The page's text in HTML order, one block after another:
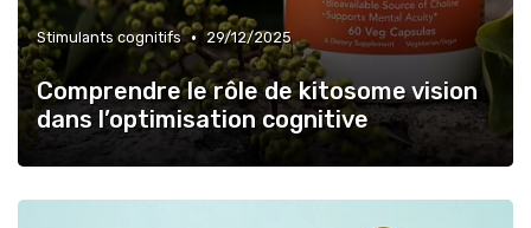
Stimulants cognitifs • 29/12/2025
Comprendre le rôle de kitosome vision
dans l’optimisation cognitive